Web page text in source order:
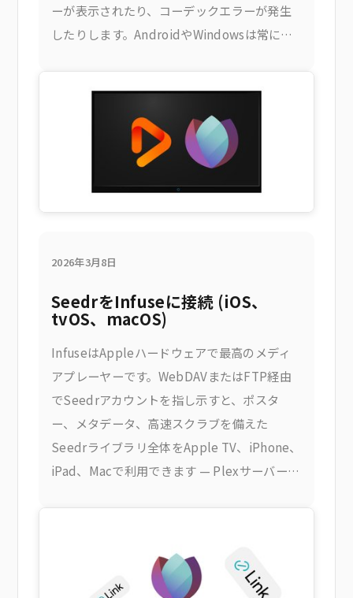
ーが表示されたり、コーデックエラーが発生
したりします。AndroidやWindowsは常に
2026年3月8日
SeedrをInfuseに接続 (iOS、
tvOS、macOS)
InfuseはAppleハードウェアで最高のメディ
アプレーヤーです。WebDAVまたはFTP経由
でSeedrアカウントを指し示すと、ポスタ
ー、メタデータ、高速スクラブを備えた
Seedrライブラリ全体をApple TV、iPhone、
iPad、Macで利用できます — Plexサーバーも